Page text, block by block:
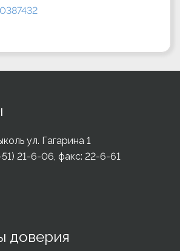
ул. Гагарина 1
51) 21-6-06, факс: 22-6-61
доверия